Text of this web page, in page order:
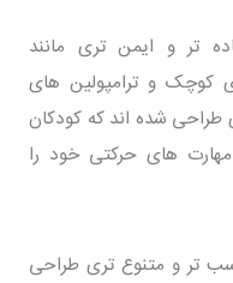
تر و ایمن تری مانند
کوچک و ترامپولین های
طراحی شده اند که کودکان
های حرکتی خود را
تر و متنوع تری طراحی